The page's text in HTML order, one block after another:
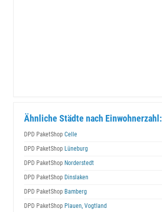
Ähnliche Städte nach Einwohnerzahl:
DPD PaketShop Celle
DPD PaketShop Lüneburg
DPD PaketShop Norderstedt
DPD PaketShop Dinslaken
DPD PaketShop Bamberg
DPD PaketShop Plauen, Vogtland